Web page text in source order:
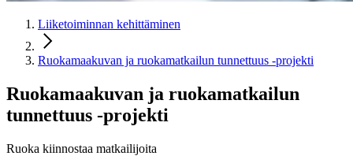
Liiketoiminnan kehittäminen
Ruokamaakuvan ja ruokamatkailun tunnettuus -projekti
Ruokamaakuvan ja ruokamatkailun
tunnettuus -projekti
Ruoka kiinnostaa matkailijoita